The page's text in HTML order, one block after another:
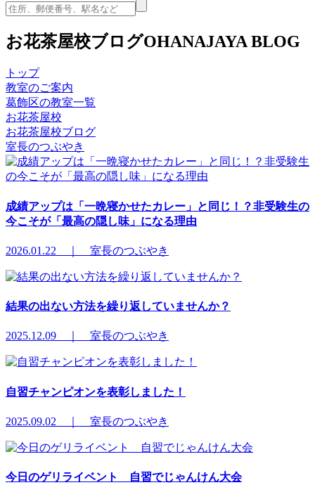
お花茶屋校ブログOHANAJAYA BLOG
トップ
教室のご案内
葛飾区の教室一覧
お花茶屋校
お花茶屋校ブログ
室長のつぶやき
成績アップは「一晩寝かせたカレー」と同じ！？非受験生の
今こそが「最高の隠し味」になる理由
2026.01.22 ｜ 室長のつぶやき
結果の出ない方法を繰り返していませんか？
2025.12.09 ｜ 室長のつぶやき
自習チャンピオンを表彰しました！
2025.09.02 ｜ 室長のつぶやき
今日のゲリライベント 自習でじゃんけん大会